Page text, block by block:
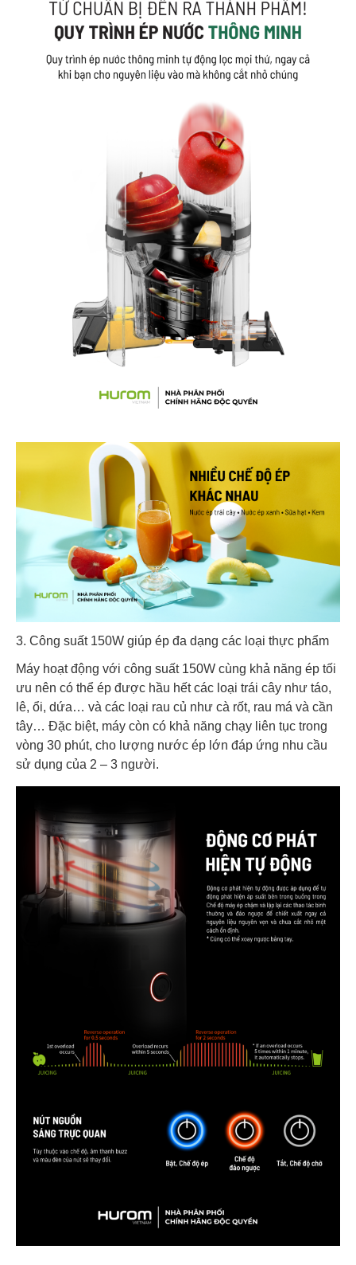
3. Công suất 150W giúp ép đa dạng các loại thực phẩm
Máy hoạt động với công suất 150W cùng khả năng ép tối
ưu nên có thể ép được hầu hết các loại trái cây như táo,
lê, ổi, dứa… và các loại rau củ như cà rốt, rau má và cần
tây… Đặc biệt, máy còn có khả năng chạy liên tục trong
vòng 30 phút, cho lượng nước ép lớn đáp ứng nhu cầu
sử dụng của 2 – 3 người.